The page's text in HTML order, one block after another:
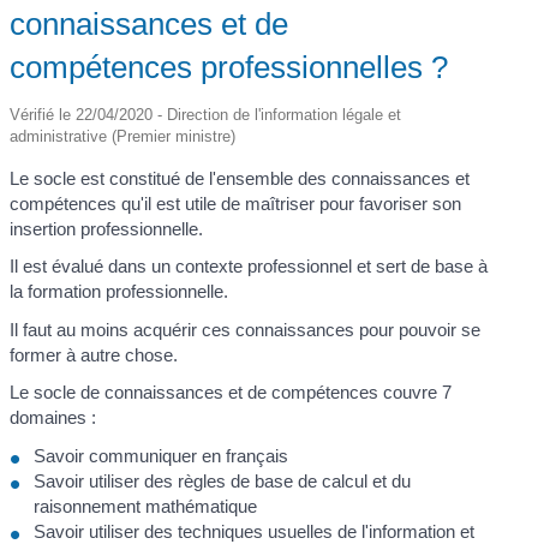
connaissances et de
compétences professionnelles ?
Vérifié le 22/04/2020 - Direction de l'information légale et
administrative (Premier ministre)
Le socle est constitué de l'ensemble des connaissances et
compétences qu'il est utile de maîtriser pour favoriser son
insertion professionnelle.
Il est évalué dans un contexte professionnel et sert de base à
la formation professionnelle.
Il faut au moins acquérir ces connaissances pour pouvoir se
former à autre chose.
Le socle de connaissances et de compétences couvre 7
domaines :
Savoir communiquer en français
Savoir utiliser des règles de base de calcul et du
raisonnement mathématique
Savoir utiliser des techniques usuelles de l'information et